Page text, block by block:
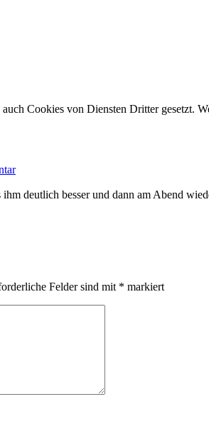
Cookies von Diensten Dritter gesetzt.
deutlich besser und dann am Abend
Felder sind mit * markiert